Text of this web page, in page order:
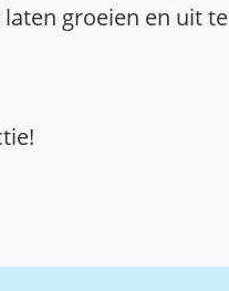
groeien en uit te